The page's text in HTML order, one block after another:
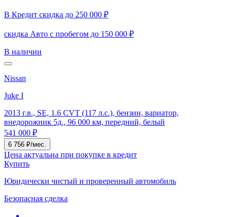
В Кредит скидка до 250 000 ₽
скидка Авто с пробегом до 150 000 ₽
В наличии
Nissan
Juke I
2013 г.в., SE, 1.6 CVT (117 л.с.), бензин, вариатор,
внедорожник 5д., 96 000 км, передний, белый
541 000 ₽
6 756 ₽/мес.
Цена актуальна при покупке в кредит
Купить
Юридически чистый и проверенный автомобиль
Безопасная сделка